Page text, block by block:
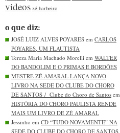
videos zé barbeiro
o que diz:
JOSÉ LUIZ ALVES POYARES em CARLOS
POYARES, UM FLAUTISTA
Tereza Maria Machado Morelli em WALTER
DO BANDOLIM E O PRIMAS E BORDÕES
MESTRE ZÉ AMARAL LANÇA NOVO
LIVRO NA SEDE DO CLUBE DO CHORO
DE SANTOS / Clube do Choro de Santos em
HISTÓRIA DO CHORO PAULISTA RENDE
MAIS UM LIVRO DE ZÉ AMARAL
Jessinho em CD “TUDO NOVAMENTE” NA
SEDE DO CLUBE DO CHORO DE SANTOS